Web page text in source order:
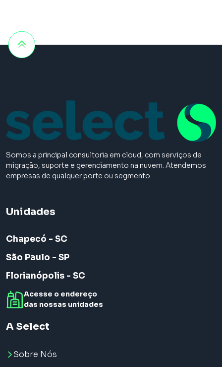
Somos a principal consultoria em cloud, com serviços de
migração, suporte e gerenciamento na nuvem. Atendemos
empresas de qualquer porte ou segmento.
Unidades
Chapecó - SC
São Paulo - SP
Florianópolis - SC
Acesse o endereço
das nossas unidades
A Select
Sobre Nós